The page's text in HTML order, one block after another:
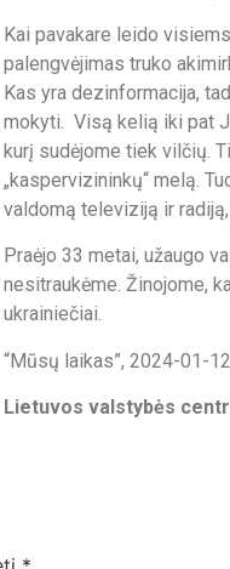
Kai pavakare leido
palengvėjimas truko
Kas yra dezinformacija,
mokyti. Visą kelią iki pat
kurį sudėjome tiek vilčių.
„kaspervizininkų“ melą.
valdomą televiziją ir
Praėjo 33 metai, užaugo
nesitraukėme. Žinojome,
ukrainiečiai.
“Mūsų laikas”, 2024-01-12
Lietuvos valstybės